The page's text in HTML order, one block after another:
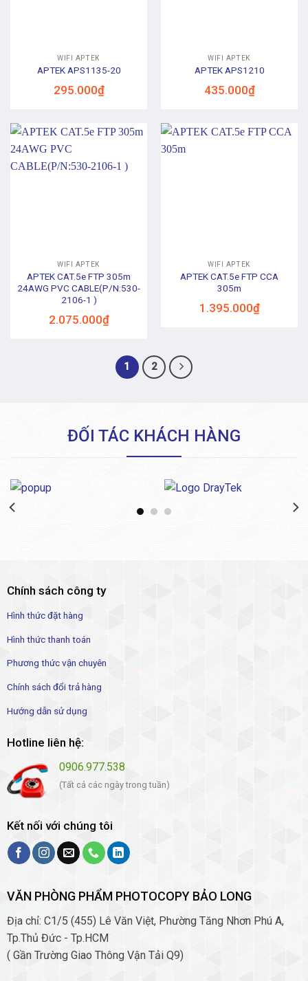
WIFI APTEK
APTEK APS1135-20
295.000₫
WIFI APTEK
APTEK APS1210
435.000₫
WIFI APTEK
APTEK CAT.5e FTP 305m
24AWG PVC CABLE(P/N:530-
2106-1 )
2.075.000₫
WIFI APTEK
APTEK CAT.5e FTP CCA
305m
1.395.000₫
1 2
ĐỐI TÁC KHÁCH HÀNG
Chính sách công ty
Hình thức đặt hàng
Hình thức thanh toán
Phương thức vận chuyên
Chính sách đổi trả hàng
Hướng dẫn sử dụng
Hotline liên hệ:
0906.977.538
(Tất cả các ngày trong tuần)
Kết nối với chúng tôi
VĂN PHÒNG PHẨM PHOTOCOPY BẢO LONG
Địa chỉ: C1/5 (455) Lê Văn Việt, Phường Tăng Nhơn Phú A,
Tp.Thủ Đức - Tp.HCM
( Gần Trường Giao Thông Vận Tải Q9)